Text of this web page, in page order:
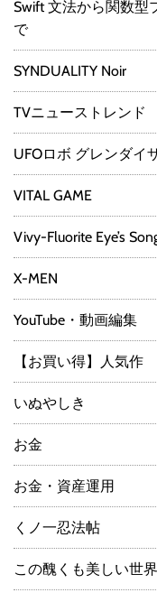
Swift 文法から関数型
で
SYNDUALITY Noir
TVニューストレンド
UFOロボ グレンダイ
VITAL GAME
Vivy-Fluorite Eye’s
X-MEN
YouTube・動画編集
【お買い得】人気作
いぬやしき
お金
お金・資産運用
くノ一忍法帖
この醜くも美しい世界